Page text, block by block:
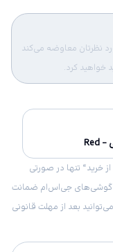
نظرتان معاوضه می‌کند
خواهید کرد.
خرید“ تنها در صورتی
گوشی‌های جی‌اس‌ام ضمانت
بعد از مهلت قانونی